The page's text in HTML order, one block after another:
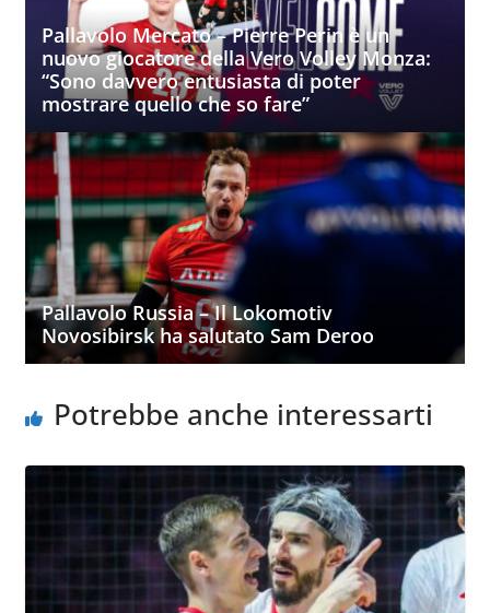
Pallavolo Mercato – Pierre Perin è un
nuovo giocatore della Vero Volley Monza:
“Sono davvero entusiasta di poter
mostrare quello che so fare”
Pallavolo Russia – Il Lokomotiv
Novosibirsk ha salutato Sam Deroo
Potrebbe anche interessarti